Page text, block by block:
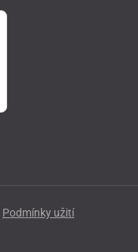
Podmínky užití